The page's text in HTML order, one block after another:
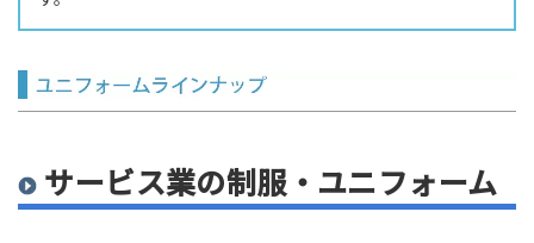
サービス業の制服・ユニフォーム